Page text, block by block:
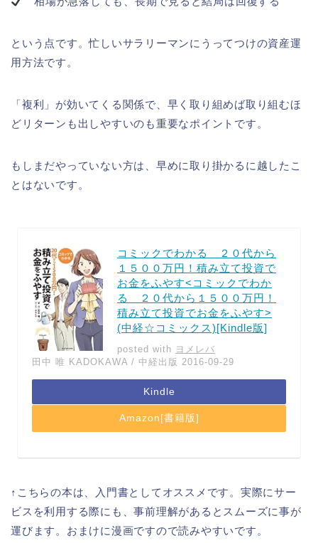
という点です。忙しいサラリーマンにうってつけの資産運
用方法です。
「複利」が効いてくる関係で、早く取り組めば取り組むほ
どリターンも出しやすいのも重要なポイントです。
もしまだやっていない方は、早めに取り掛かるに越したこ
とはないです。
コミックでわかる ２０代から
１５００万円！積み立て投資で
お金をふやす<コミックでわか
る ２０代から１５００万円！
積み立て投資でお金をふやす>
(中経☆コミックス)[Kindle版]
posted with ヨメレバ
田中 唯 KADOKAWA / 中経出版 2016-09-29
Kindle
Amazon[書籍版]
↑こちらの本は、入門書としてオススメです。実際にサー
ビスを利用する際にも、事前理解があるとスムーズに事が
運びます。おまけに漫画ですので読みやすいです。